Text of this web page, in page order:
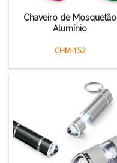
Chaveiro de Mosquetão
Alumínio
CHM-152